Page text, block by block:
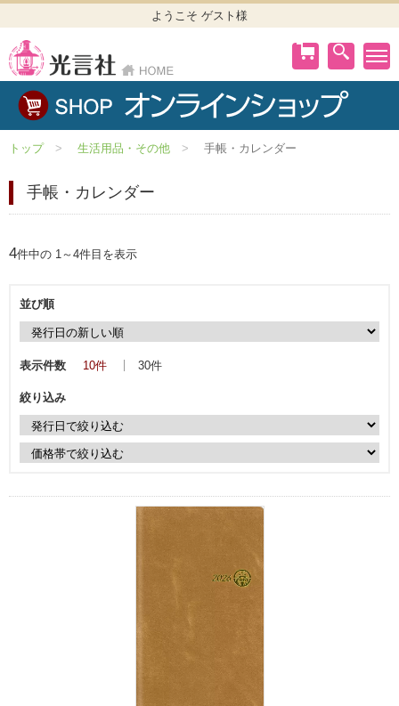
ようこそ ゲスト様
トップ 生活用品・その他 手帳・カレンダー
手帳・カレンダー
4件中の 1～4件目を表示
並び順
表示件数 10件 30件
絞り込み